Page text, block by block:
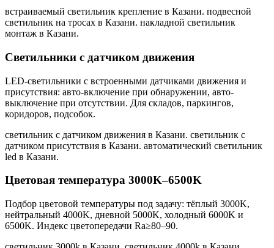
встраиваемый светильник крепление в Казани. подвесной
светильник на тросах в Казани. накладной светильник
монтаж в Казани.
Светильники с датчиком движения
LED-светильники с встроенными датчиками движения и
присутствия: авто-включение при обнаружении, авто-
выключение при отсутствии. Для складов, паркингов,
коридоров, подсобок.
светильник с датчиком движения в Казани. светильник с
датчиком присутствия в Казани. автоматический светильник
led в Казани.
Цветовая температура 3000K–6500K
Подбор цветовой температуры под задачу: тёплый 3000K,
нейтральный 4000K, дневной 5000K, холодный 6000K и
6500K. Индекс цветопередачи Ra≥80–90.